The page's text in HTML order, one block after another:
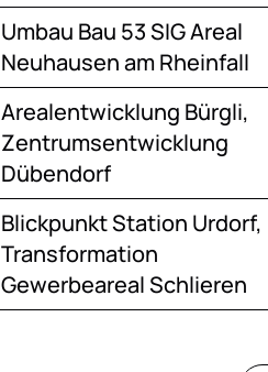
Umbau Bau 53 SIG Areal
Neuhausen am Rheinfall
Arealentwicklung Bürgli,
Zentrumsentwicklung
Dübendorf
Blickpunkt Station Urdorf,
Transformation
Gewerbeareal Schlieren